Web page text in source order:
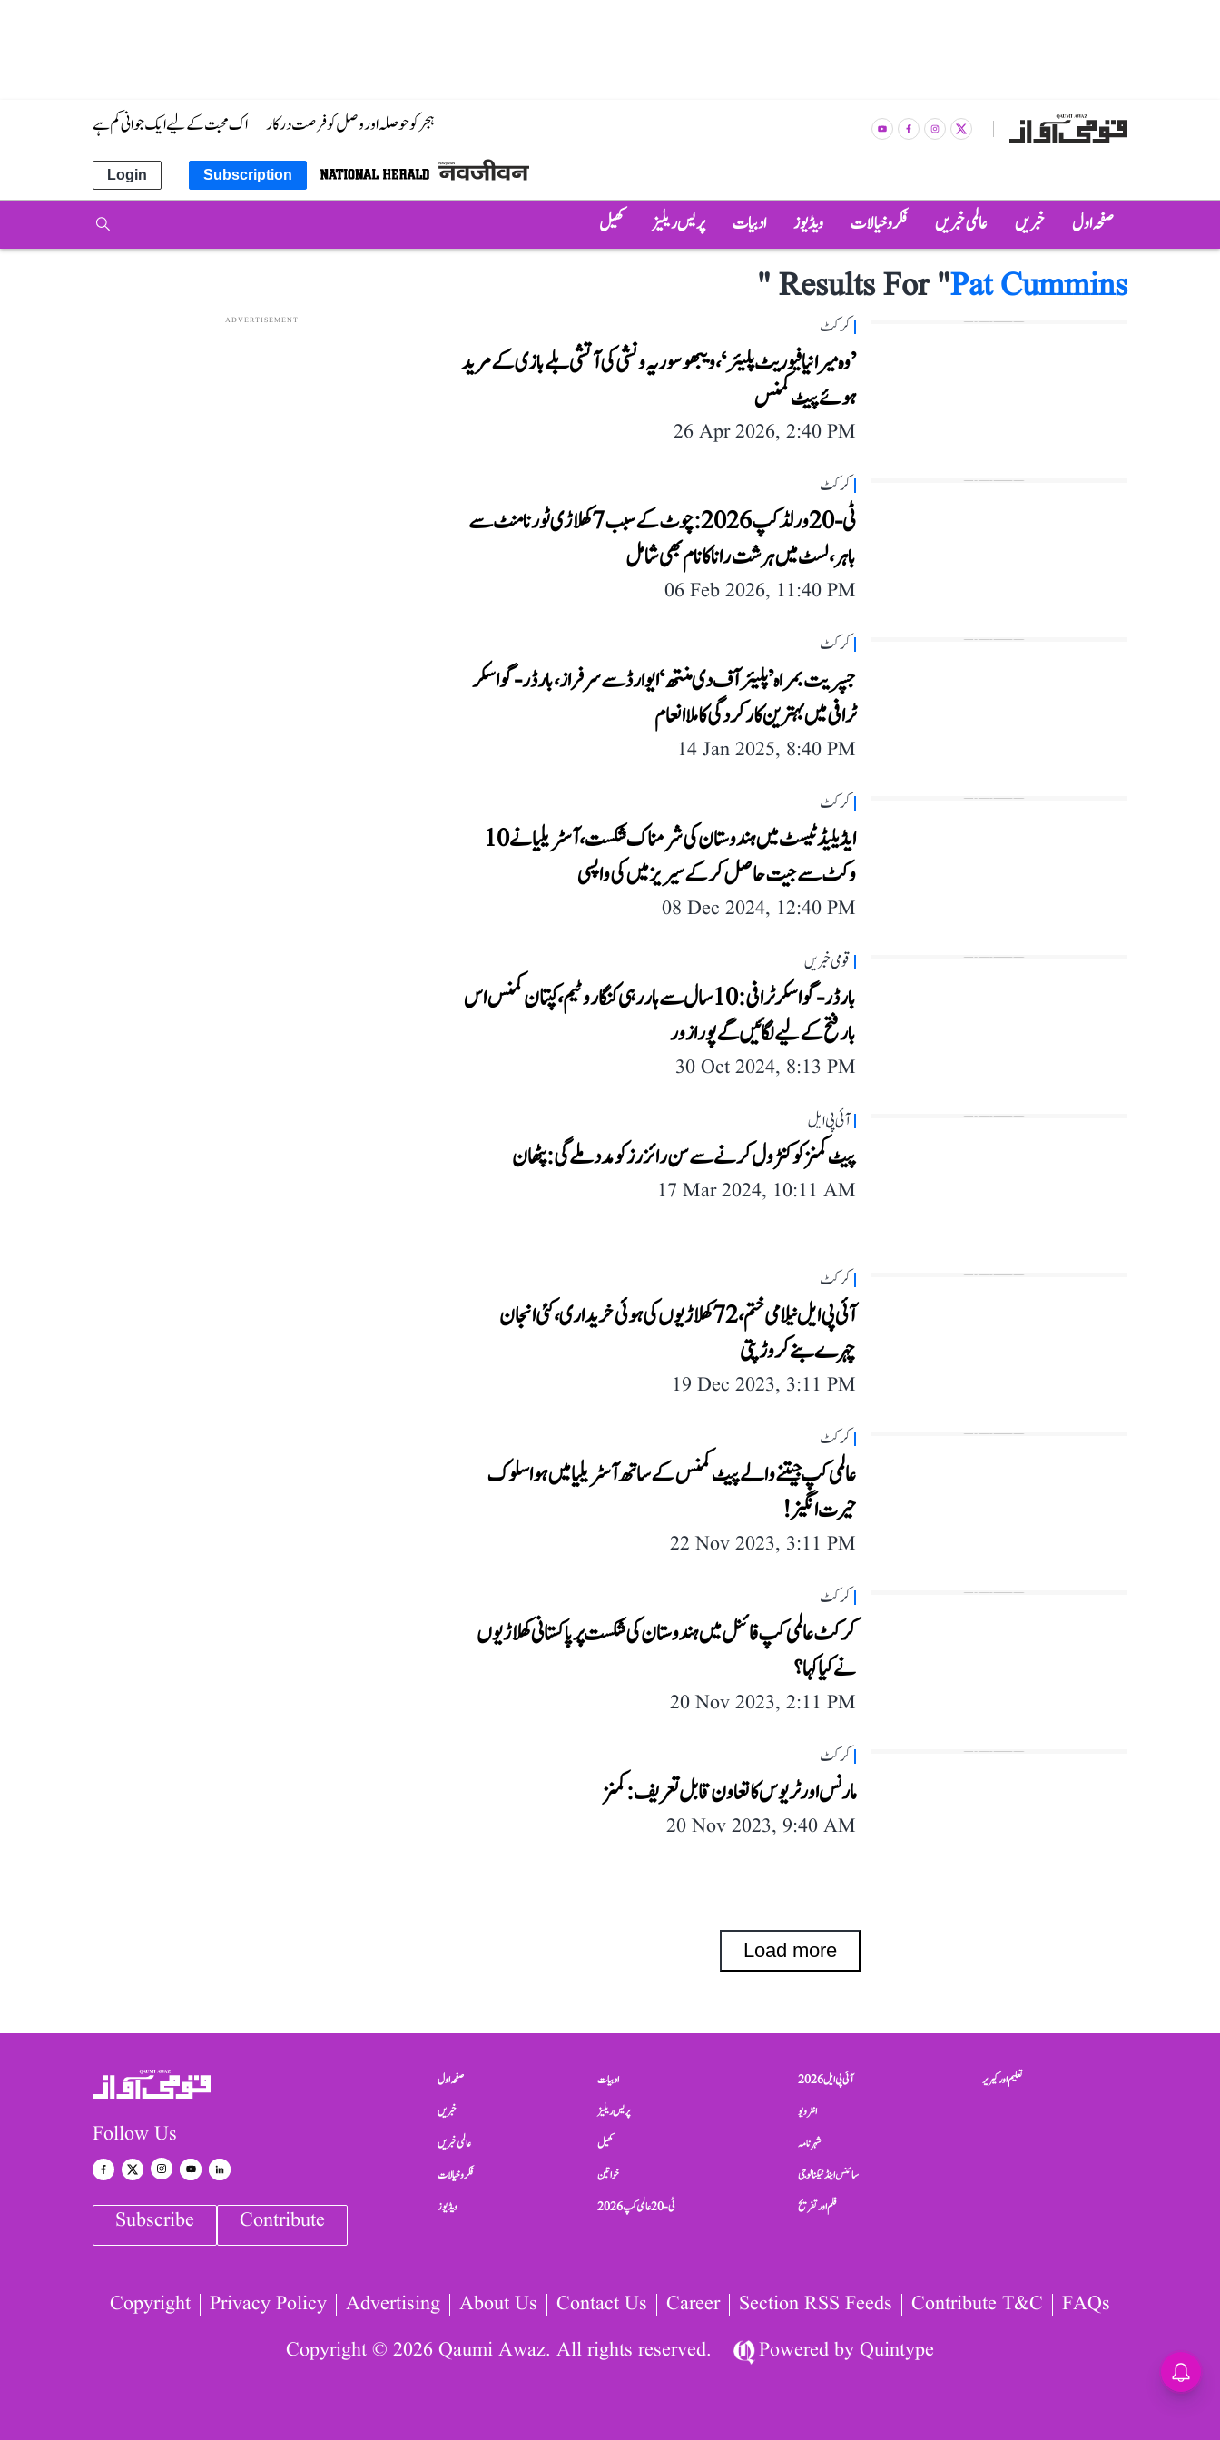
ہجر کو حوصلہ اور وصل کو فرصت درکار اک محبت کے لیے ایک جوانی کم ہے
Subscription
Login
صفحہ اول خبریں عالمی خبریں فکر و خیالات ویڈیوز ادبیات پریس ریلیز کھیل
Results For "Pat Cummins
"
کرکٹ
’وہ میرا نیا فیوریٹ پلیئر‘، ویبھو سوریہ ونشی کی آتشی بلے بازی کے مرید
ہوئے پیٹ کمنس
26 Apr 2026, 2:40 PM
کرکٹ
ٹی-20 ورلڈ کپ 2026: چوٹ کے سبب 7 کھلاڑی ٹورنامنٹ سے
باہر، لسٹ میں ہرشت رانا کا نام بھی شامل
06 Feb 2026, 11:40 PM
کرکٹ
جسپریت بمراہ ’پلیئر آف دی منتھ‘ ایوارڈ سے سرفراز، بارڈر-گواسکر
ٹرافی میں بہترین کارکردگی کا ملا انعام
14 Jan 2025, 8:40 PM
کرکٹ
ایڈیلیڈ ٹیسٹ میں ہندوستان کی شرمناک شکست، آسٹریلیا نے 10
وکٹ سے جیت حاصل کرکے سیریز میں کی واپسی
08 Dec 2024, 12:40 PM
قومی خبریں
بارڈر-گواسکر ٹرافی: 10 سال سے ہار رہی کنگارو ٹیم، کپتان کمنس اس
بار فتح کے لیے لگائیں گے پورا زور
30 Oct 2024, 8:13 PM
آئی پی ایل
پیٹ کمنز کو کنٹرول کرنے سے سن رائزرز کو مدد ملے گی: پٹھان
17 Mar 2024, 10:11 AM
کرکٹ
آئی پی ایل نیلامی ختم، 72 کھلاڑیوں کی ہوئی خریداری، کئی انجان
چہرے بنے کروڑپتی
19 Dec 2023, 3:11 PM
کرکٹ
عالمی کپ جیتنے والے پیٹ کمنس کے ساتھ آسٹریلیا میں ہوا سلوک
حیرت انگیز!
22 Nov 2023, 3:11 PM
کرکٹ
کرکٹ عالمی کپ فائنل میں ہندوستان کی شکست پر پاکستانی کھلاڑیوں
نے کیا کہا؟
20 Nov 2023, 2:11 PM
کرکٹ
مارنس اور ٹریوس کا تعاون قابل تعریف: کمنز
20 Nov 2023, 9:40 AM
Load more
ADVERTISEMENT
Follow Us
Subscribe Contribute
صفحہ اول
خبریں
عالمی خبریں
فکر و خیالات
ویڈیوز
ادبیات
پریس ریلیز
کھیل
خواتین
ٹی-20 عالمی کپ 2026
آئی پی ایل 2026
انٹرویو
شہرنامہ
سائنس اینڈ ٹیکنالوجی
فلم اور تفریح
تعلیم اور کیریر
Copyright Privacy Policy Advertising About Us Contact Us Career Section RSS Feeds Contribute T&C
FAQs
Copyright © 2026 Qaumi Awaz. All rights reserved.
Powered byQuintype